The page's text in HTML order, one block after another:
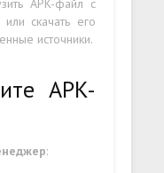
APK-файл с
скачать его
источники.
APK-
: